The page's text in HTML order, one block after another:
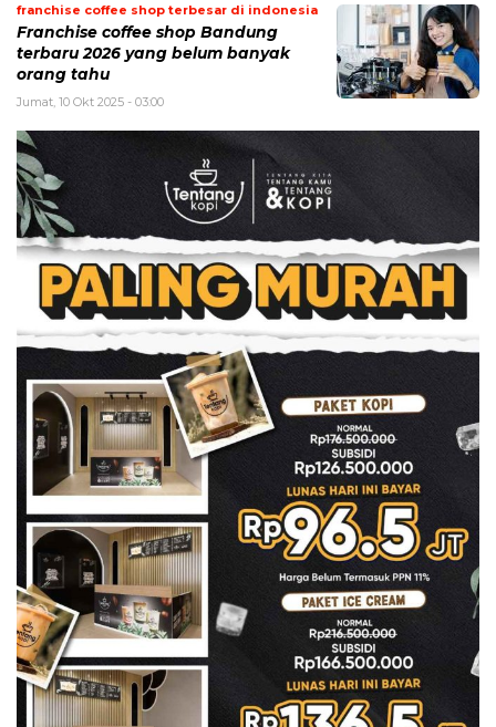
franchise coffee shop terbesar di indonesia
Franchise coffee shop Bandung
terbaru 2026 yang belum banyak
orang tahu
Jumat, 10 Okt 2025 - 03:00